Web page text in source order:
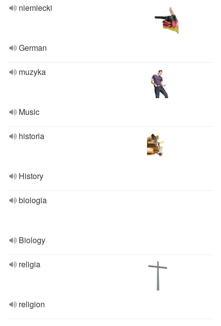
niemiecki
German
muzyka
Music
historia
History
biologia
Biology
religia
religion